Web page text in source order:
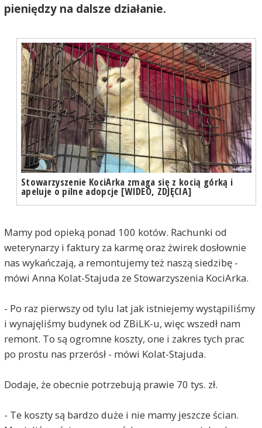
pieniędzy na dalsze działanie.
Stowarzyszenie KociArka zmaga się z kocią górką i
apeluje o pilne adopcje [WIDEO, ZDJĘCIA]
Mamy pod opieką ponad 100 kotów. Rachunki od
weterynarzy i faktury za karmę oraz żwirek dosłownie
nas wykańczają, a remontujemy też naszą siedzibę -
mówi Anna Kolat-Stajuda ze Stowarzyszenia KociArka.
- Po raz pierwszy od tylu lat jak istniejemy wystąpiliśmy
i wynajęliśmy budynek od ZBiLK-u, więc wszedł nam
remont. To są ogromne koszty, one i zakres tych prac
po prostu nas przerósł - mówi Kolat-Stajuda.
Dodaje, że obecnie potrzebują prawie 70 tys. zł.
- Te koszty są bardzo duże i nie mamy jeszcze ścian.